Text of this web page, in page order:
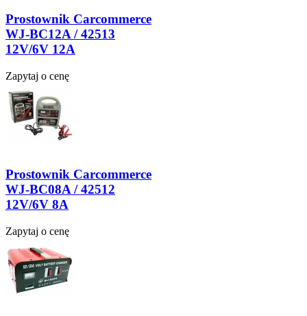
Prostownik Carcommerce
WJ-BC12A / 42513
12V/6V 12A
Zapytaj o cenę
Prostownik Carcommerce
WJ-BC08A / 42512
12V/6V 8A
Zapytaj o cenę